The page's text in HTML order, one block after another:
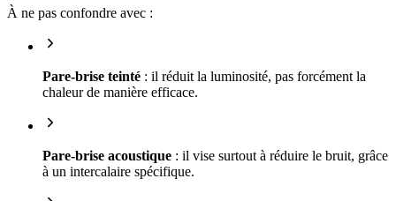
À ne pas confondre avec :
Pare-brise teinté : il réduit la luminosité, pas forcément la
chaleur de manière efficace.
Pare-brise acoustique : il vise surtout à réduire le bruit, grâce
à un intercalaire spécifique.